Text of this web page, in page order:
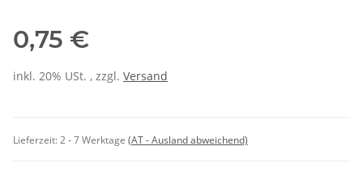
0,75 €
inkl. 20% USt. , zzgl. Versand
Lieferzeit:2 - 7 Werktage (AT - Ausland abweichend)